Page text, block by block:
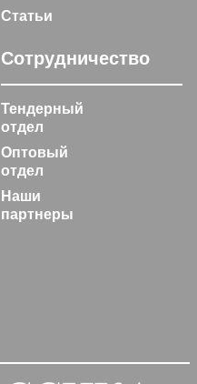
Статьи
Сотрудничество
Тендерный
отдел
Оптовый
отдел
Наши
партнеры